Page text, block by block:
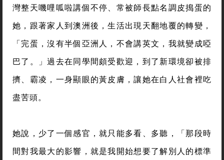
灣整天嘰哩呱啦講個不停、常被師長點名調皮搗蛋的
她，跟著家人到澳洲後，生活出現天翻地覆的轉變，
「完蛋，沒有半個亞洲人，不會講英文，我就變成啞
巴了。」過去在同學間頗受歡迎，到了新環境卻被排
擠、霸凌，一身顯眼的黃皮膚，讓她在白人社會裡吃
盡苦頭。
她說，少了一個感官，就只能多看、多聽，「那段時
間對我最大的影響，就是我開始想要了解別人的標準